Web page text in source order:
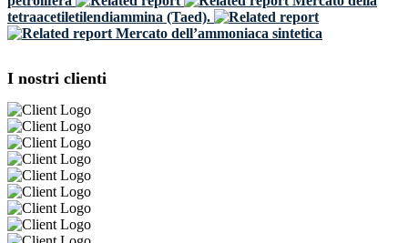
tetraacetiletilendiammina (Taed).
Mercato dell’ammoniaca sintetica
I nostri clienti